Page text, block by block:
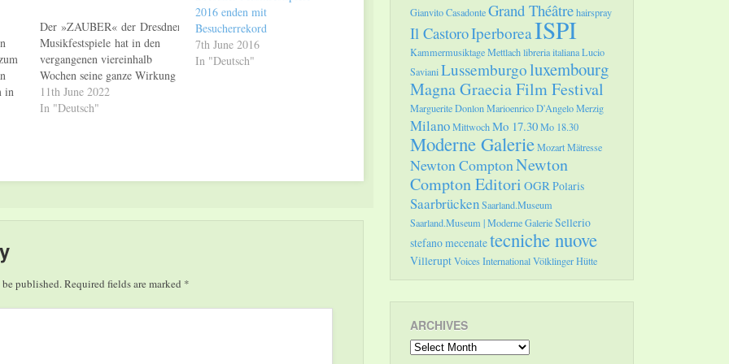
in
Der »ZAUBER« der Dresdner
Musikfestspiele hat in den
vergangenen viereinhalb
Wochen seine ganze Wirkung
entfaltet. Musikalische
Sternstunden, stehende
seinem Team gelungen, das
11th June 2022
In "Deutsch"
2016 enden mit
Besucherrekord
7th June 2016
In "Deutsch"
published.Required fields are marked *
Gianvito CasadonteGrand Théâtrehairspray
Il CastoroIperboreaISPI
Kammermusiktage Mettlachlibreria italianaLucio
SavianiLussemburgoluxembourg
Magna Graecia Film Festival
Marguerite DonlonMarioenrico D'AngeloMerzig
MilanoMittwochMo 17.30Mo 18.30
Moderne GalerieMozartMätresse
Newton ComptonNewton
Compton Editori OGRPolaris
SaarbrückenSaarland.Museum
Saarland.Museum | Moderne GalerieSellerio
stefano mecenatetecniche nuove
VilleruptVoices InternationalVölklinger Hütte
ARCHIVES
Archives